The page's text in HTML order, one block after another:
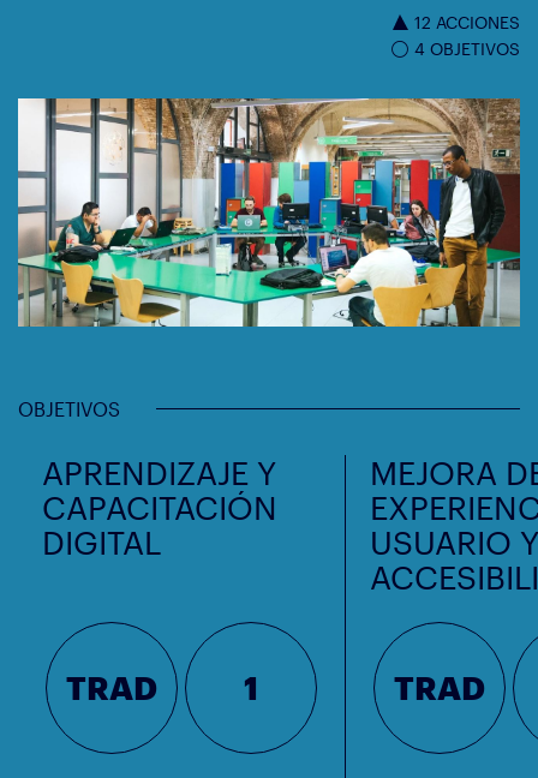
12 ACCIONES
4 OBJETIVOS
OBJETIVOS
APRENDIZAJE Y
CAPACITACIÓN
DIGITAL
TRAD 1
MEJORA
USUARIO Y
TRAD